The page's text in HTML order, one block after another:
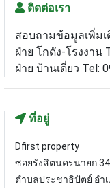
ติดต่อเรา
สอบถามข้อมูลเพิ่มเ
ฝ่าย โกดัง-โรงงาน
ฝ่าย บ้านเดี่ยว Tel:
ที่อยู่
Dfirst property
ซอยรังสิตนครนายก
ตำบลประชาธิปัตย์ อำ